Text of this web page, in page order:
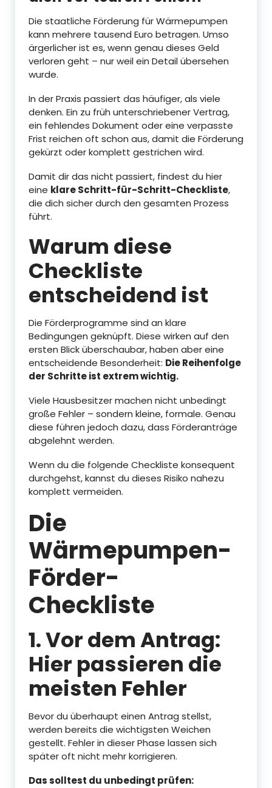
Die staatliche Förderung für Wärmepumpen
kann mehrere tausend Euro betragen. Umso
ärgerlicher ist es, wenn genau dieses Geld
verloren geht – nur weil ein Detail übersehen
wurde.
In der Praxis passiert das häufiger, als viele
denken. Ein zu früh unterschriebener Vertrag,
ein fehlendes Dokument oder eine verpasste
Frist reichen oft schon aus, damit die Förderung
gekürzt oder komplett gestrichen wird.
Damit dir das nicht passiert, findest du hier
eine klare Schritt-für-Schritt-Checkliste,
die dich sicher durch den gesamten Prozess
führt.
Warum diese
Checkliste
entscheidend ist
Die Förderprogramme sind an klare
Bedingungen geknüpft. Diese wirken auf den
ersten Blick überschaubar, haben aber eine
entscheidende Besonderheit: Die Reihenfolge
der Schritte ist extrem wichtig.
Viele Hausbesitzer machen nicht unbedingt
große Fehler – sondern kleine, formale. Genau
diese führen jedoch dazu, dass Förderanträge
abgelehnt werden.
Wenn du die folgende Checkliste konsequent
durchgehst, kannst du dieses Risiko nahezu
komplett vermeiden.
Die
Wärmepumpen-
Förder-
Checkliste
1. Vor dem Antrag:
Hier passieren die
meisten Fehler
Bevor du überhaupt einen Antrag stellst,
werden bereits die wichtigsten Weichen
gestellt. Fehler in dieser Phase lassen sich
später oft nicht mehr korrigieren.
Das solltest du unbedingt prüfen: